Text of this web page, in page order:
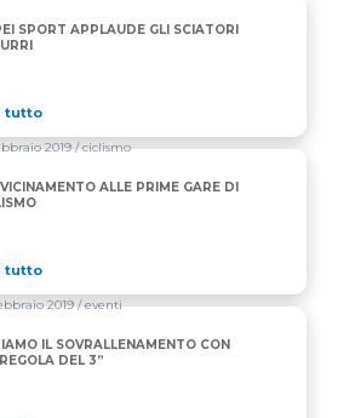
SPORT APPLAUDE GLI SCIATORI
tutto
2019/ ciclismo
ALLE PRIME GARE DI
tutto
2019/ eventi
IL SOVRALLENAMENTO CON
DEL 3”